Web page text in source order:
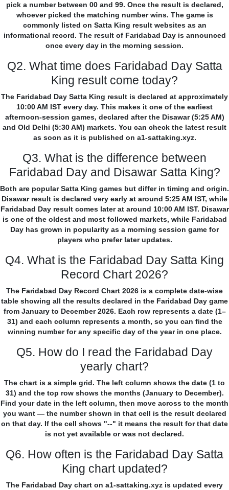
pick a number between 00 and 99. Once the result is declared,
whoever picked the matching number wins. The game is
commonly listed on Satta King result websites as an
informational record. The result of Faridabad Day is announced
once every day in the morning session.
Q2. What time does Faridabad Day Satta
King result come today?
The Faridabad Day Satta King result is declared at approximately
10:00 AM IST every day. This makes it one of the earliest
afternoon-session games, declared after the Disawar (5:25 AM)
and Old Delhi (5:30 AM) markets. You can check the latest result
as soon as it is published on a1-sattaking.xyz.
Q3. What is the difference between
Faridabad Day and Disawar Satta King?
Both are popular Satta King games but differ in timing and origin.
Disawar result is declared very early at around 5:25 AM IST, while
Faridabad Day result comes later at around 10:00 AM IST. Disawar
is one of the oldest and most followed markets, while Faridabad
Day has grown in popularity as a morning session game for
players who prefer later updates.
Q4. What is the Faridabad Day Satta King
Record Chart 2026?
The Faridabad Day Record Chart 2026 is a complete date-wise
table showing all the results declared in the Faridabad Day game
from January to December 2026. Each row represents a date (1–
31) and each column represents a month, so you can find the
winning number for any specific day of the year in one place.
Q5. How do I read the Faridabad Day
yearly chart?
The chart is a simple grid. The left column shows the date (1 to
31) and the top row shows the months (January to December).
Find your date in the left column, then move across to the month
you want — the number shown in that cell is the result declared
on that day. If the cell shows "--" it means the result for that date
is not yet available or was not declared.
Q6. How often is the Faridabad Day Satta
King chart updated?
The Faridabad Day chart on a1-sattaking.xyz is updated every